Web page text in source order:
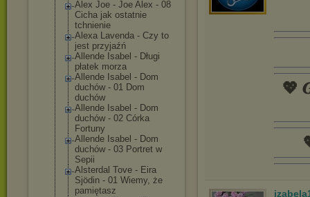
Alex Joe - Joe Alex - 08
Cicha jak ostatnie
tchnienie
Alexa Lavenda - Czy to
jest przyjaźń
Allende Isabel - Długi
płatek morza
Allende Isabel - Dom
duchów - 01 Dom
duchów
Allende Isabel - Dom
duchów - 02 Córka
Fortuny
Allende Isabel - Dom
duchów - 03 Portret w
Sepii
Alsterdal Tove - Eira
Sjödin - 01 Wiemy, że
pamiętasz
💖